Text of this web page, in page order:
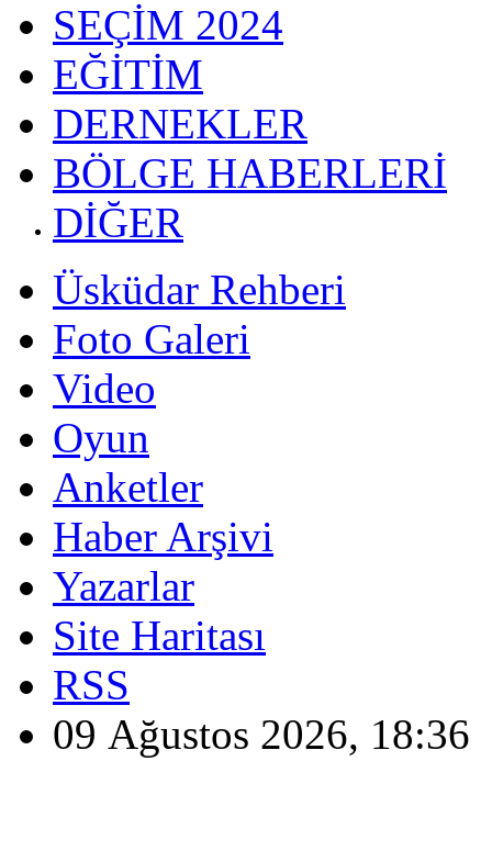
SEÇİM 2024
EĞİTİM
DERNEKLER
BÖLGE HABERLERİ
DİĞER
Üsküdar Rehberi
Foto Galeri
Video
Oyun
Anketler
Haber Arşivi
Yazarlar
Site Haritası
RSS
09 Ağustos 2026, 18:36